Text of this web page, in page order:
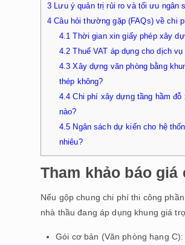
3 Lưu ý quản trị rủi ro và tối ưu ngân
4 Câu hỏi thường gặp (FAQs) về chi
4.1 Thời gian xin giấy phép xây
4.2 Thuế VAT áp dụng cho dịch
4.3 Xây dựng văn phòng bằng
thép không?
4.4 Chi phí xây dựng tầng hầm
nào?
4.5 Ngân sách dự kiến cho hệ
nhiêu?
Tham khảo báo
Nếu gộp chung chi phí thi công
nhà thầu đang áp dụng khung giá
Gói cơ bản (Văn phòng hạng